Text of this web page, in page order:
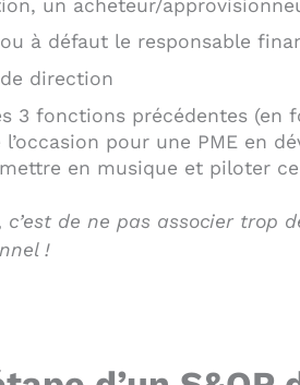
un acheteur/
à défaut le responsable
direction
3 fonctions précédentes
pour une PME en
en musique et piloter ce
c’est de ne pas associer
!